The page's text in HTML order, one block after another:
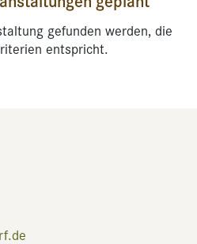
gefunden werden, die
entspricht.